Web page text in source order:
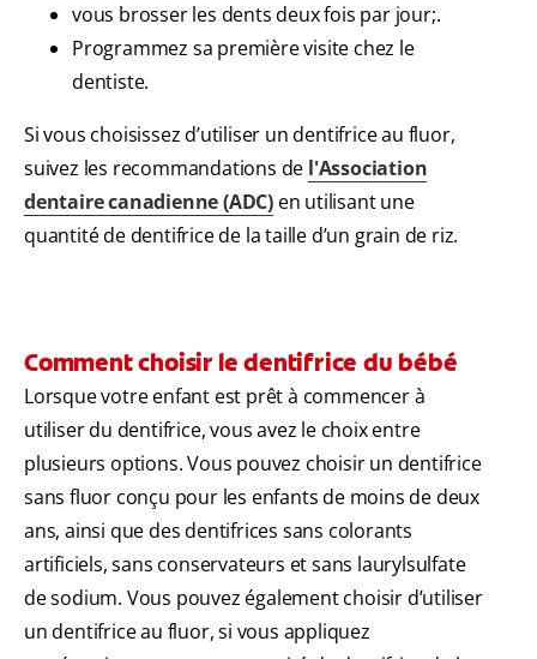
vous brosser les dents deux fois par jour;.
Programmez sa première visite chez le
dentiste.
Si vous choisissez d’utiliser un dentifrice au fluor,
suivez les recommandations de l'Association
dentaire canadienne (ADC) en utilisant une
quantité de dentifrice de la taille d’un grain de riz.
Comment choisir le dentifrice du bébé
Lorsque votre enfant est prêt à commencer à
utiliser du dentifrice, vous avez le choix entre
plusieurs options. Vous pouvez choisir un dentifrice
sans fluor conçu pour les enfants de moins de deux
ans, ainsi que des dentifrices sans colorants
artificiels, sans conservateurs et sans laurylsulfate
de sodium. Vous pouvez également choisir d’utiliser
un dentifrice au fluor, si vous appliquez